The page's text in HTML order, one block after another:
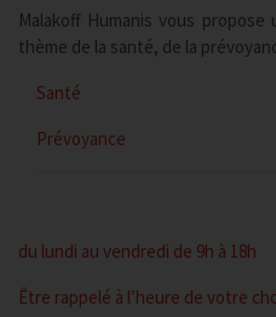
Malakoff Humanis vous
thème de la santé, de la
Santé
Prévoyance
du lundi au vendredi de 9h à 18h
Être rappelé à l’heure de votre